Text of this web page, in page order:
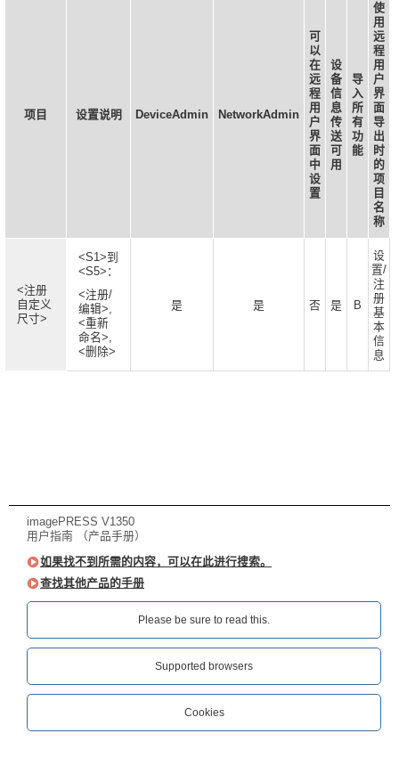
项目 设置说明 DeviceAdmin NetworkAdmin
可
以
在
远
程
用
户
界
面
中
设
置
设
备
信
息
传
送
可
用
导
入
所
有
功
能
使
用
远
程
用
户
界
面
导
出
时
的
项
目
名
称
<注册
自定义
尺寸>
<S1>到
<S5>：
<注册/
编辑>,
<重新
命名>,
<删除>
是 是 否 是 B
设
置/
注
册
基
本
信
息
imagePRESS V1350
用户指南 （产品手册）
如果找不到所需的内容，可以在此进行搜索。
查找其他产品的手册
Please be sure to read this.‎
Supported browsers
Cookies